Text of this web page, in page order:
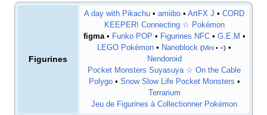
Figurines
A day with Pikachu • amiibo • ArtFX J • CORD
KEEPER! Connecting ☆ Pokémon
figma• Funko POP • Figurines NFC• G.E.M •
LEGO Pokémon • Nanoblock (Mini • +) •
Nendoroid
Pocket Monsters Suyasuya ☆ On the Cable
Polygo• Snow Slow Life Pocket Monsters •
Terrarium
Jeu de Figurines à Collectionner Pokémon